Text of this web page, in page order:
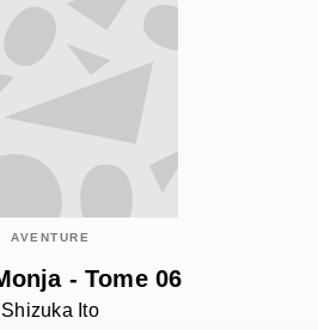
AVENTURE
- Tome 06
Shizuka Ito